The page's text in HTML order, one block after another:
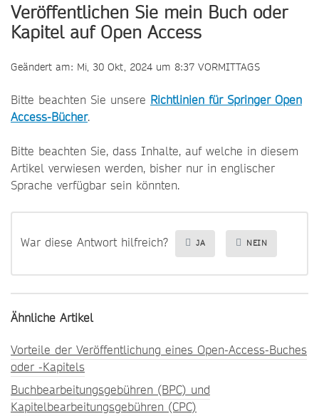
Veröffentlichen Sie mein Buch oder
Kapitel auf Open Access
Geändert am: Mi, 30 Okt, 2024 um 8:37 VORMITTAGS
Bitte beachten Sie unsere Richtlinien für Springer Open
Access-Bücher.
Bitte beachten Sie, dass Inhalte, auf welche in diesem
Artikel verwiesen werden, bisher nur in englischer
Sprache verfügbar sein könnten.
War diese Antwort hilfreich? JA NEIN
Ähnliche Artikel
Vorteile der Veröffentlichung eines Open-Access-Buches
oder -Kapitels
Buchbearbeitungsgebühren (BPC) und
Kapitelbearbeitungsgebühren (CPC)